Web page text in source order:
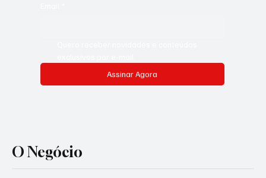
Assinar Agora
O Negócio